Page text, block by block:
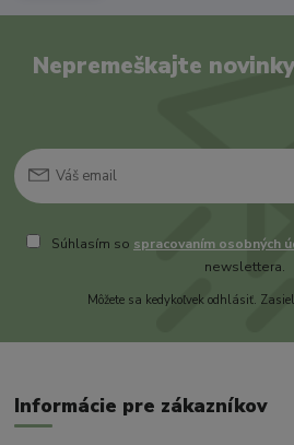
Nepremeškajte
Súhlasím so spracovaním osobných
newslettera.
Môžete sa kedykoľvek odhlásiť.
Informácie pre zákazníkov